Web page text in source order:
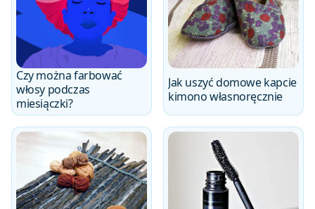
Czy można farbować
włosy podczas
miesiączki?
Jak uszyć domowe kapcie
kimono własnoręcznie